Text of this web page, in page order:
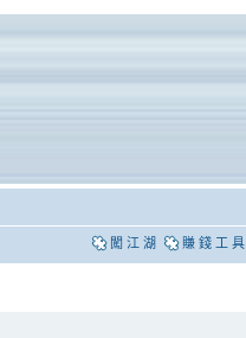
闖 江 湖 賺 錢 工 具